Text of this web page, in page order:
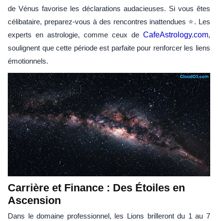
de Vénus favorise les déclarations audacieuses. Si vous êtes
célibataire, preparez-vous à des rencontres inattendues ⭐. Les
experts en astrologie, comme ceux de CafeAstrology.com,
soulignent que cette période est parfaite pour renforcer les liens
émotionnels.
Carrière et Finance : Des Étoiles en
Ascension
Dans le domaine professionnel, les Lions brilleront du 1 au 7